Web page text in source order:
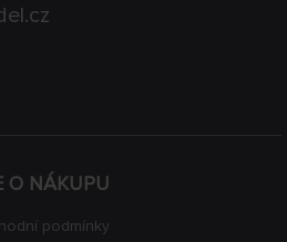
O NÁKUPU
podmínky